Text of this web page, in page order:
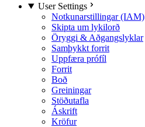
User Settings
Notkunarstillingar (IAM)
Skipta um lykilorð
Öryggi & Aðgangslyklar
Samþykkt forrit
Uppfæra prófíl
Forrit
Boð
Greiningar
Stöðutafla
Áskrift
Kröfur